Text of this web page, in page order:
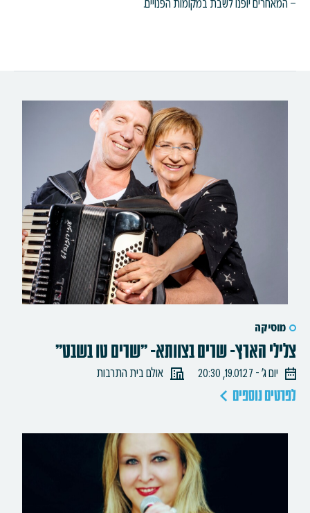
מוסיקה
צלילי הארץ- שרים בצוותא- "שרים טו בשבט"
יום ג׳ - 19.01.27, 20:30 אולם בית התרבות
לפרטים נוספים